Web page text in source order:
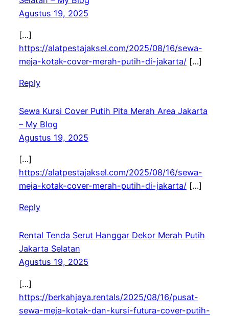
Agustus 19, 2025
[…]
https://alatpestajaksel.com/2025/08/16/sewa-
meja-kotak-cover-merah-putih-di-jakarta/[…]
Reply
Sewa Kursi Cover Putih Pita Merah Area Jakarta
– My Blog
Agustus 19, 2025
[…]
https://alatpestajaksel.com/2025/08/16/sewa-
meja-kotak-cover-merah-putih-di-jakarta/[…]
Reply
Rental Tenda Serut Hanggar Dekor Merah Putih
Jakarta Selatan
Agustus 19, 2025
[…]
https://berkahjaya.rentals/2025/08/16/pusat-
sewa-meja-kotak-dan-kursi-futura-cover-putih-